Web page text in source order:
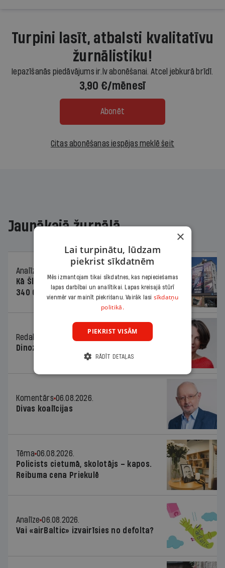
Turpini lasīt, atbalsti kvalitatīvu
žurnālistiku!
Iepazīšanās piedāvājums ir.lv abonēšanai. Atcel jebkurā brīdī.
3,90 €/mēnesī
Abonēt
Citas abonēšanas iespējas meklē šeit
Jaunākajā žurnālā
Analīze
Kā Šlesera partija palika nesodīta par
340 000 vērtu reklāmas kampaņu
Redaktores sleja
Dinozaura triks
Komentārs 06.08.2026.
Divas koalīcijas
Tēma 06.08.2026.
Policists cietumā, skolotājs – kapos.
Reibuma cena Priekulē
Analīze 06.08.2026.
Vai «airBaltic» izvairīsies no defolta?
×
Lai turpinātu, lūdzam
piekrist sīkdatnēm
Mēs izmantojam tikai sīkdatnes, kas nepieciešamas
lapas darbībai un analītikai. Lapas kreisajā stūrī
vienmēr var mainīt piekrišanu. Vairāk lasi sīkdatņu
politikā.
PIEKRIST VISĀM
RĀDĪT DETAĻAS